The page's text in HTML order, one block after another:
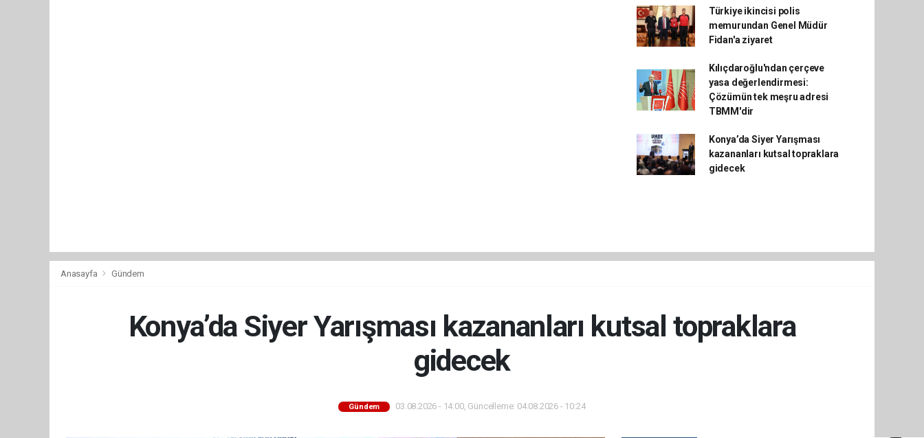
Türkiye ikincisi polis
memurundan Genel Müdür
Fidan'a ziyaret
Kılıçdaroğlu'ndan çerçeve
yasa değerlendirmesi:
Çözümün tek meşru adresi
TBMM'dir
Konya’da Siyer Yarışması
kazananları kutsal topraklara
gidecek
Anasayfa Gündem
Konya’da Siyer Yarışması kazananları kutsal topraklara
gidecek
Gündem 03.08.2026 - 14:00, Güncelleme: 04.08.2026 - 10:24